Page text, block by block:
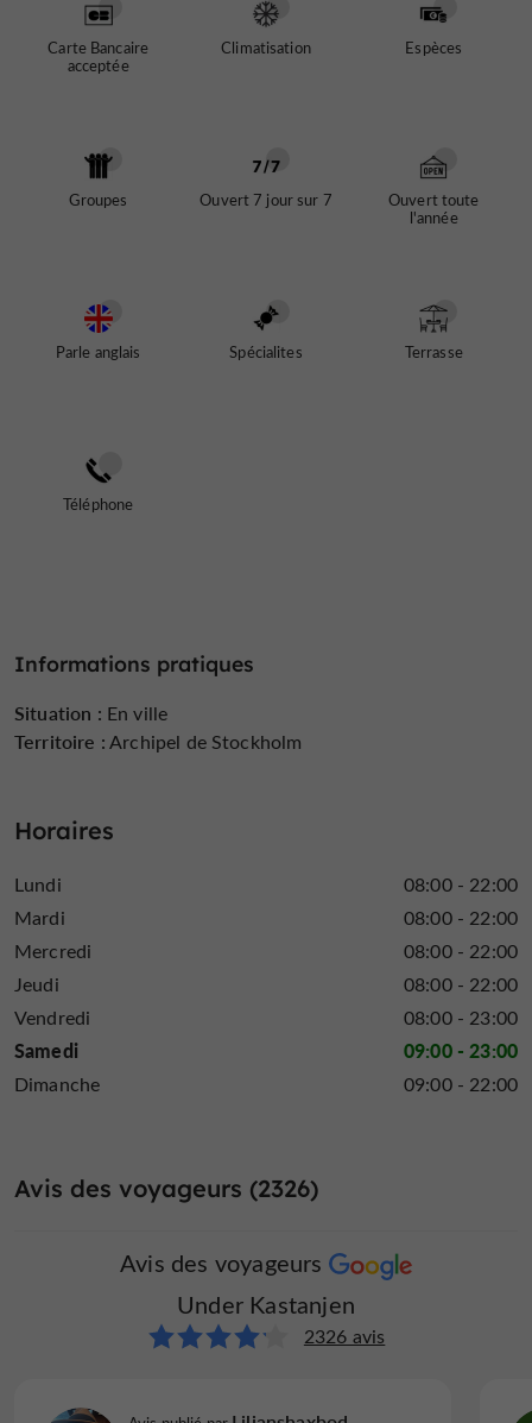
Carte Bancaire
acceptée
Climatisation Espèces
Groupes Ouvert 7 jour sur 7
Ouvert toute
l'année
Parle anglais Spécialites Terrasse
Téléphone
Informations pratiques
Situation : En ville
Territoire :Archipel de Stockholm
Horaires
Lundi
08:00 - 22:00
Mardi
08:00 - 22:00
Mercredi
08:00 - 22:00
Jeudi
08:00 - 22:00
Vendredi
08:00 - 23:00
Samedi 09:00 - 23:00
Dimanche 09:00 - 22:00
Avis des voyageurs (2326)
Avis des voyageurs
Under Kastanjen
2326 avis